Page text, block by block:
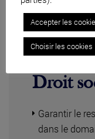
Droit
Garantir le
dans le
Accepter les
Choisir les cookies